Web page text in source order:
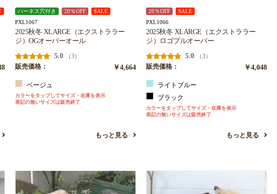
ハーネス穴付き 20％OFF SALE
PXL1067
2025秋冬 XLARGE（エクストララー
ジ）OGオーバーオール
5.0
（3）
販売価格：
￥4,664
ベージュ
カラーをタップしてサイズ・在庫を表示
表記の無いサイズは販売終了
もっと見る
20％OFF SALE
PXL1066
2025秋冬 XLARGE（エクストララー
ジ）ロゴプルオーバー
5.0
（3）
販売価格：
￥4,048
ライトブルー
ブラック
カラーをタップしてサイズ・在庫を表示
表記の無いサイズは販売終了
もっと見る